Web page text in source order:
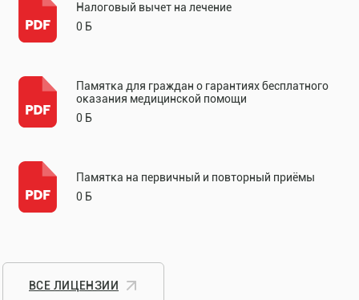
Налоговый вычет на лечение
0 Б
Памятка для граждан о гарантиях бесплатного
оказания медицинской помощи
0 Б
Памятка на первичный и повторный приёмы
0 Б
ВСЕ ЛИЦЕНЗИИ